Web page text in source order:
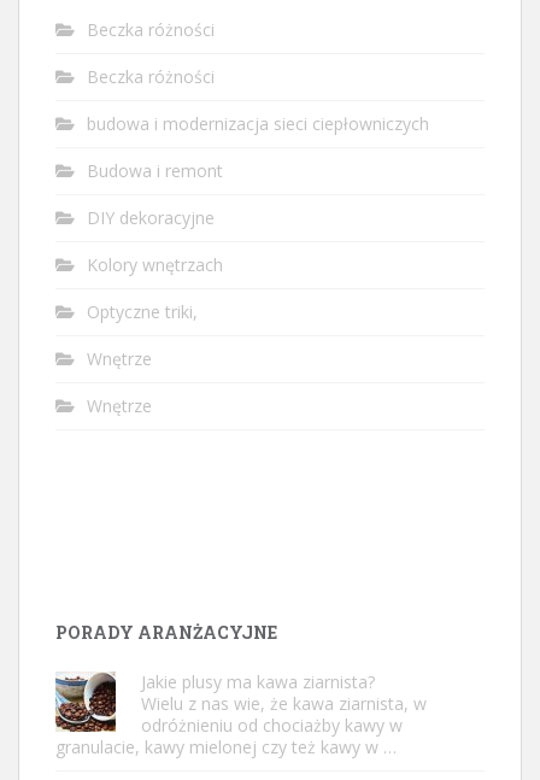
Beczka różności
Beczka różności
budowa i modernizacja sieci ciepłowniczych
Budowa i remont
DIY dekoracyjne
Kolory wnętrzach
Optyczne triki,
Wnętrze
Wnętrze
PORADY ARANŻACYJNE
Jakie plusy ma kawa ziarnista?
Wielu z nas wie, że kawa ziarnista, w
odróżnieniu od chociażby kawy w
granulacie, kawy mielonej czy też kawy w …